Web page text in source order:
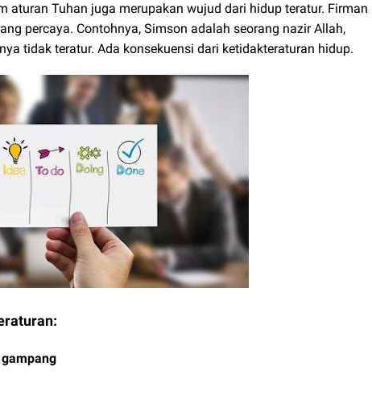
aturan Tuhan juga merupakan wujud dari hidup teratur. Firman
percaya. Contohnya, Simson adalah seorang nazir Allah,
tidak teratur. Ada konsekuensi dari ketidakteraturan hidup.